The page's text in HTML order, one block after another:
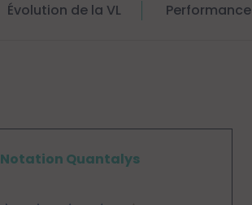
Évolution de la VL
Notation Quantalys